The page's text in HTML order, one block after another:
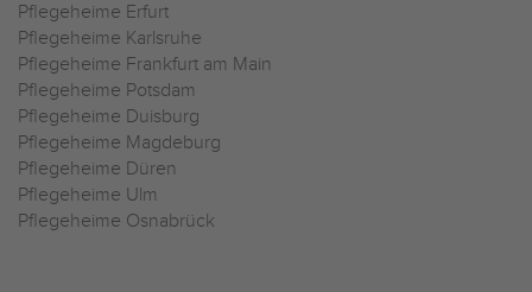
Pflegeheime Erfurt
Pflegeheime Karlsruhe
Pflegeheime Frankfurt am Main
Pflegeheime Potsdam
Pflegeheime Duisburg
Pflegeheime Magdeburg
Pflegeheime Düren
Pflegeheime Ulm
Pflegeheime Osnabrück